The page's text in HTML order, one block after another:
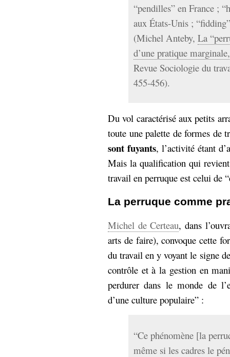
“pendilles” en France ;
aux États-Unis ;
(Michel Anteby, La
d’une pratique
Revue Sociologie du
455-456).
Du vol caractérisé aux petits
toute une palette de formes de
sont fuyants, l’activité étant
Mais la qualification qui
travail en perruque est celui de “
La perruque comme
Michel de Certeau, dans
arts de faire), convoque cette
du travail en y voyant le signe
contrôle et à la gestion en
perdurer dans le monde de
d’une culture populaire” :
“Ce phénomène [la
même si les cadres le